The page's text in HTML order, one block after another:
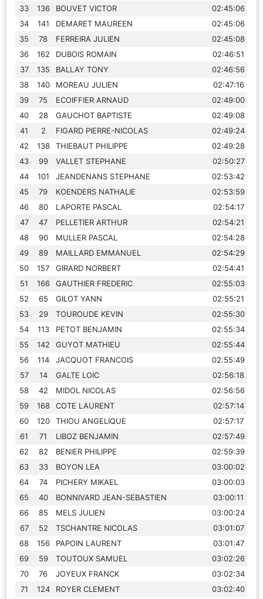
33
136 BOUVET VICTOR
02:45:06
34
141 DEMARET MAUREEN
02:45:06
35
78 FERREIRA JULIEN
02:45:08
36
162 DUBOIS ROMAIN
02:46:51
37
135 BALLAY TONY
02:46:56
38
140 MOREAU JULIEN
02:47:16
39
75 ECOIFFIER ARNAUD
02:49:00
40
28 GAUCHOT BAPTISTE
02:49:08
41
2 FIGARD PIERRE-NICOLAS
02:49:24
42
138 THIEBAUT PHILIPPE
02:49:28
43
99 VALLET STEPHANE
02:50:27
44
101 JEANDENANS STEPHANE
02:53:42
45
79 KOENDERS NATHALIE
02:53:59
46
80 LAPORTE PASCAL
02:54:17
47
47 PELLETIER ARTHUR
02:54:21
48
90 MULLER PASCAL
02:54:28
49
89 MAILLARD EMMANUEL
02:54:29
50
157 GIRARD NORBERT
02:54:41
51
166 GAUTHIER FREDERIC
02:55:03
52
65 GILOT YANN
02:55:21
53
29 TOUROUDE KEVIN
02:55:30
54
113 PETOT BENJAMIN
02:55:34
55
142 GUYOT MATHIEU
02:55:44
56
114 JACQUOT FRANCOIS
02:55:49
57
14 GALTE LOIC
02:56:18
58
42 MIDOL NICOLAS
02:56:56
59
168 COTE LAURENT
02:57:14
60
120 THIOU ANGELIQUE
02:57:17
61
71 LIBOZ BENJAMIN
02:57:49
62
82 BENIER PHILIPPE
02:59:39
63
33 BOYON LEA
03:00:02
64
74 PICHERY MIKAEL
03:00:03
65
40 BONNIVARD JEAN-SEBASTIEN
03:00:11
66
85 MELS JULIEN
03:00:24
67
52 TSCHANTRE NICOLAS
03:01:07
68
156 PAPOIN LAURENT
03:01:47
69
59 TOUTOUX SAMUEL
03:02:26
70
76 JOYEUX FRANCK
03:02:34
71
124 ROYER CLEMENT 03:02:40